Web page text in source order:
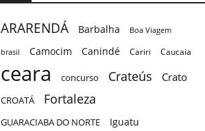
ARARENDÁ Barbalha Boa Viagem
brasil Camocim Canindé Cariri Caucaia
ceara concurso Crateús Crato
CROATÁ Fortaleza
GUARACIABA DO NORTE Iguatu